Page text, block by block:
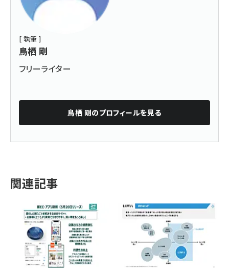
[ 執筆 ]
鳥栖 剛
フリーライター
鳥栖 剛のプロフィールを見る
関連記事